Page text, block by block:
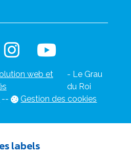
web et
- Le Grau
du Roi
-- Gestion des cookies
labels